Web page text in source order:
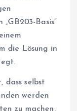
Basis“
die Lösung in
dass selbst
werden
zu machen,